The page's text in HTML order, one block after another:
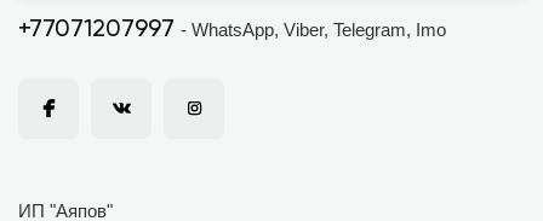
+77071207997 - WhatsApp, Viber, Telegram, Imo
ИП "Аяпов"